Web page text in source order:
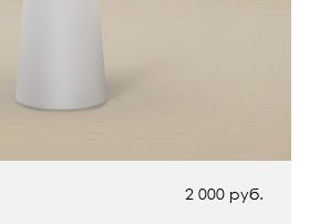
2 000 руб.